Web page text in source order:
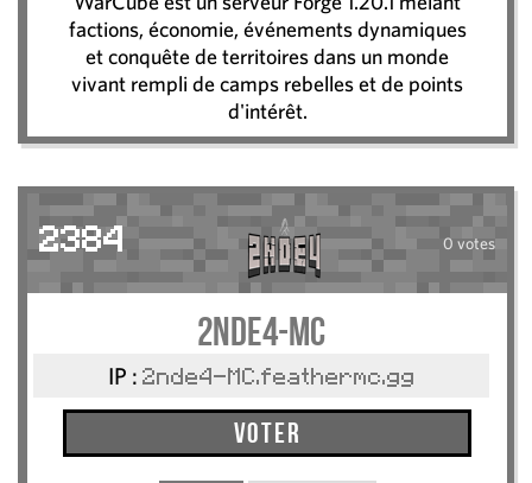
factions, économie, événements dynamiques
et conquête de territoires dans un monde
vivant rempli de camps rebelles et de points
d'intérêt.
2384 0 votes
2nde4-MC
IP : 2nde4-MC.feathermc.gg
Voter